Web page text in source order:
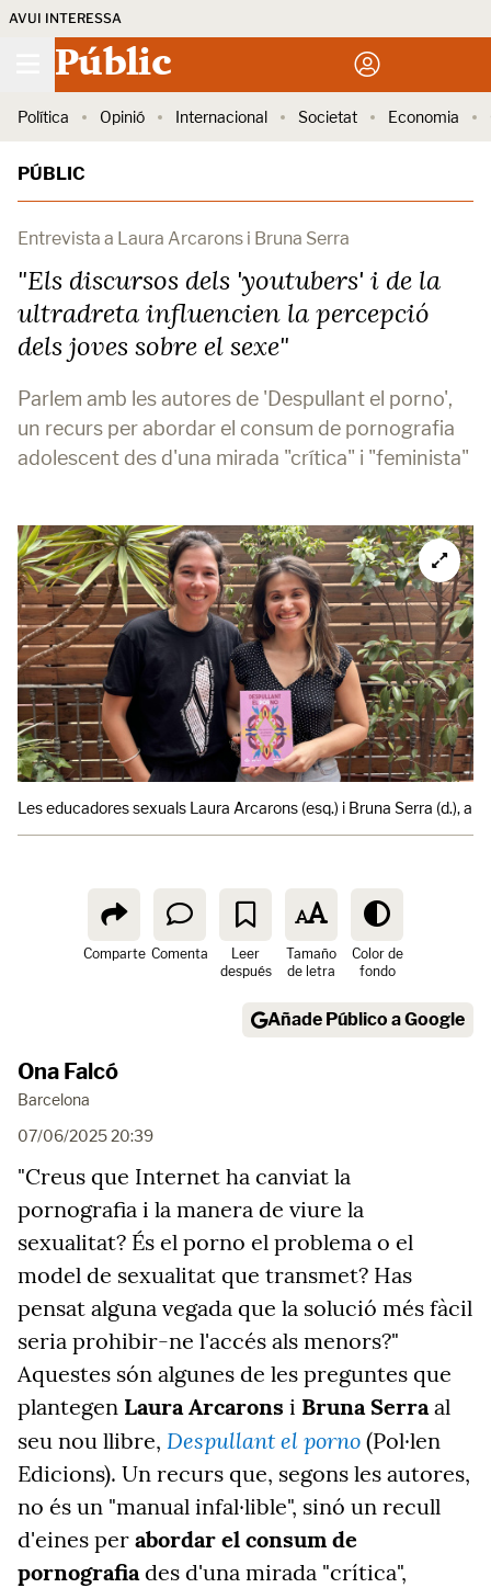
AVUI INTERESSA
Públic
Política Opinió Internacional Societat Economia
PÚBLIC
Entrevista a Laura Arcarons i Bruna Serra
"Els discursos dels 'youtubers' i de la
ultradreta influencien la percepció
dels joves sobre el sexe"
Parlem amb les autores de 'Despullant el porno',
un recurs per abordar el consum de pornografia
adolescent des d'una mirada "crítica" i "feminista"
Les educadores sexuals Laura Arcarons (esq.) i Bruna Serra (d.),
Comparte Comenta
Leer
después
Tamaño
de letra
Color de
fondo
Añade Público a Google
Ona Falcó
Barcelona
07/06/2025 20:39
"Creus que Internet ha canviat la
pornografia i la manera de viure la
sexualitat? És el porno el problema o el
model de sexualitat que transmet? Has
pensat alguna vegada que la solució més fàcil
seria prohibir-ne l'accés als menors?"
Aquestes són algunes de les preguntes que
plantegen Laura Arcarons i Bruna Serraal
seu nou llibre, Despullant el porno (Pol·len
Edicions). Un recurs que, segons les autores,
no és un "manual infal·lible", sinó un recull
d'eines per abordar el consum de
pornografiades d'una mirada "crítica",